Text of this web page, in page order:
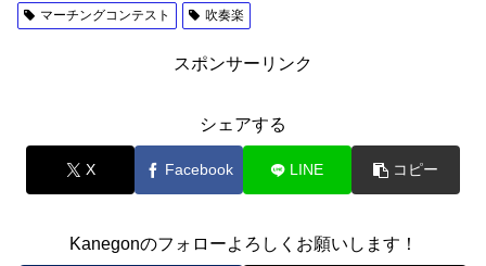
マーチングコンテスト
吹奏楽
スポンサーリンク
シェアする
X Facebook LINE コピー
Kanegonのフォローよろしくお願いします！